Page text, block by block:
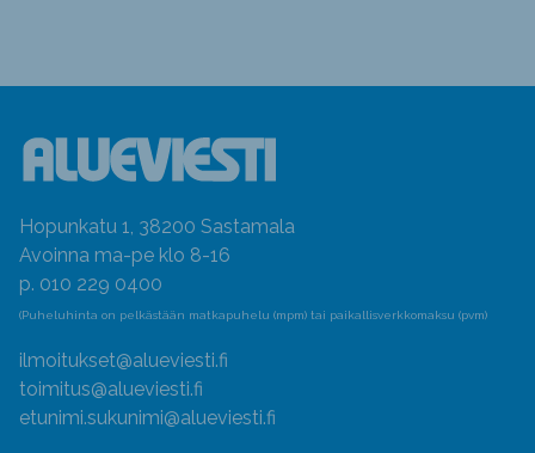
Hopunkatu 1, 38200 Sastamala
Avoinna ma-pe klo 8-16
p. 010 229 0400
(Puheluhinta on pelkästään matkapuhelu (mpm) tai paikallisverkkomaksu (pvm)
ilmoitukset@alueviesti.fi
toimitus@alueviesti.fi
etunimi.sukunimi@alueviesti.fi